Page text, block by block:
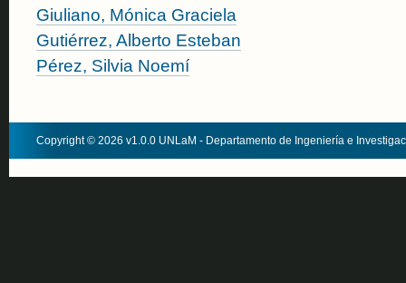
Giuliano, Mónica Graciela
Gutiérrez, Alberto Esteban
Pérez, Silvia Noemí
Copyright © 2026 v1.0.0 UNLaM - Departamento de Ingeniería e